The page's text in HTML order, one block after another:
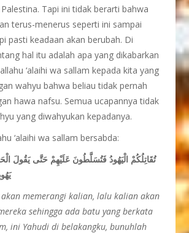
Tapi ini tidak berarti bahwa
terus-menerus seperti ini sampai
pasti keadaan akan berubah. Di
hal itu adalah apa yang dikabarkan
‘alaihi wa sallam kepada kita yang
wahyu bahwa beliau tidak pernah
hawa nafsu. Semua ucapannya tidak
yang diwahyukan kepadanya.
‘alaihi wa sallam bersabda:
تُقَاتِلُكُمْ الْيَهُودُ فَتُسَلَّطُونَ عَلَيْهِمْ حَتَّى يَقُولَ
akan memerangi kalian, lalu kalian akan
sehingga ada batu yang berkata
ini Yahudi di belakangku, bunuhlah